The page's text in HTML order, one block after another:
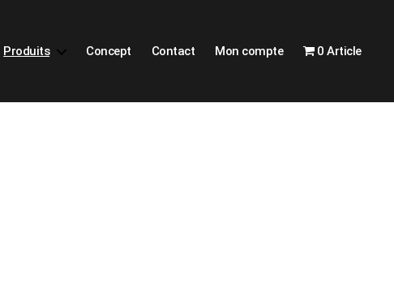
Produits Concept Contact Mon compte 0 Article